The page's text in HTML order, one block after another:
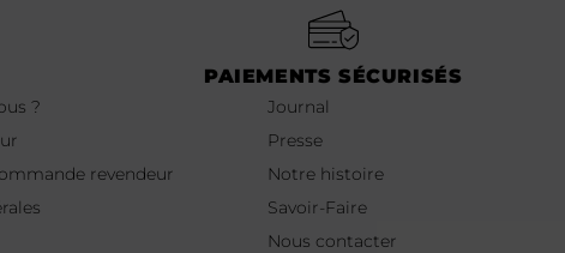
PAIEMENTS SÉCURISÉS
?
revendeur
Journal
Presse
Notre histoire
Savoir-Faire
Nous contacter